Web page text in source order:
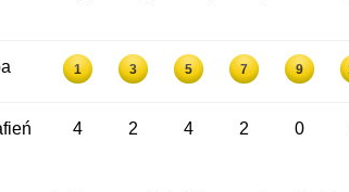
1 3 5 7 9
4 2 4 2 0